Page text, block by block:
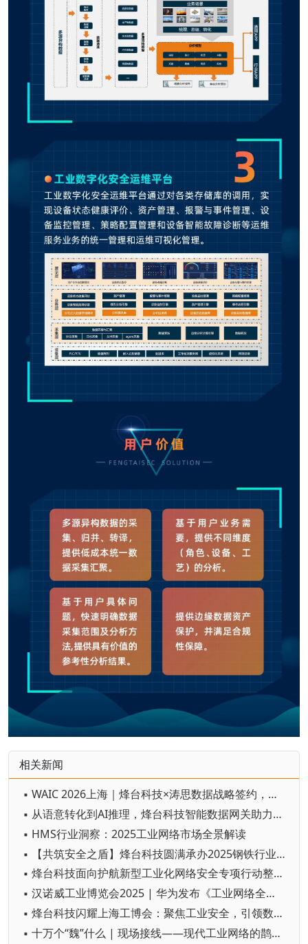
相关新闻
▪ WAIC 2026上海｜烽台科技×涛思数据战略签约，联合打造"工业数据+AI"整体解决方案
▪ 从语意转化到AI推理，烽台科技智能数据网关助力工业互联网实现数据智能闭环
▪ HMS行业洞察：2025工业网络市场全景解读
▪ 【共筑安全之盾】烽台科技圆满承办2025钢铁行业工业信息安全专项研讨会（永钢站）
▪ 烽台科技面向护航新型工业化网络安全专项行动整体服务方案
▪ 汉诺威工业博览会2025 | 华为发布《工业网络全连接》英文报告，并展示工业智能体系列解决方案
▪ 烽台科技闪耀上海工博会：聚焦工业安全，引领数字化转型新动力
▪ 十万个“魏”什么 | 现场接线——现代工业网络的鹊桥，让创新与效率并行